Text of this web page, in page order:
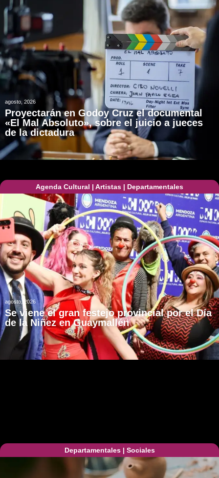
agosto, 2026
Proyectarán en Godoy Cruz el documental
«El Mal Absoluto», sobre el juicio a jueces
de la dictadura
Agenda Cultural | Artistas | Departamentales
agosto, 2026
Se viene el gran festejo provincial por el Día
de la Niñez en Guaymallén
Departamentales| Sociales